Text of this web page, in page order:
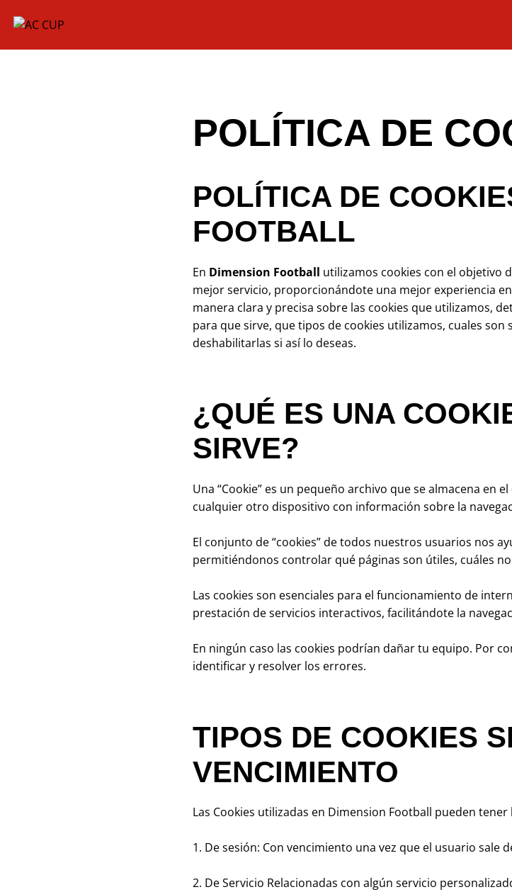
POLÍTICA DE
POLÍTICA DE
FOOTBALL
En Dimension Football utilizamos cookies con el objetivo
mejor servicio, proporcionándote una mejor experiencia
manera clara y precisa sobre las cookies que utilizamos,
para que sirve, que tipos de cookies utilizamos, cuales
deshabilitarlas si así lo deseas.
¿QUÉ ES UNA
SIRVE?
Una “Cookie” es un pequeño archivo que se almacena
cualquier otro dispositivo con información sobre la
El conjunto de “cookies” de todos nuestros usuarios nos
permitiéndonos controlar qué páginas son útiles, cuáles
Las cookies son esenciales para el funcionamiento de
prestación de servicios interactivos, facilitándote la
En ningún caso las cookies podrían dañar tu equipo. Por
identificar y resolver los errores.
TIPOS DE COOKIES
VENCIMIENTO
Las Cookies utilizadas en Dimension Football pueden
1. De sesión: Con vencimiento una vez que el usuario sale
2. De Servicio Relacionadas con algún servicio